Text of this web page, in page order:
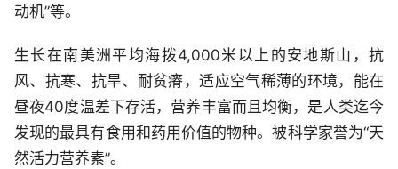
动机”等。
生长在南美洲平均海拨4,000米以上的安地斯山，抗
风、抗寒、抗旱、耐贫瘠，适应空气稀薄的环境，能在
昼夜40度温差下存活，营养丰富而且均衡，是人类迄今
发现的最具有食用和药用价值的物种。被科学家誉为“天
然活力营养素”。